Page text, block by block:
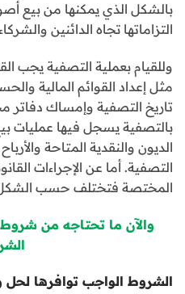
بالشكل الذي يمكنها من بيع
التزاماتها تجاه الدائنين
وللقيام بعملية التصفية يجب
مثل إعداد القوائم المالية
تاريخ التصفية وإمساك
بالتصفية يسجل فيها عمليات
الديون والنقدية المتاحة
التصفية. أما عن الإجراءات
المختصة فتختلف حسب الشكل
والآن ما تحتاجه من
الشروط الواجب توافرها لحل